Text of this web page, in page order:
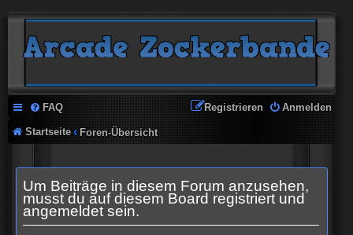
FAQ Anmelden
Registrieren
Startseite Foren-Übersicht
Um Beiträge in diesem Forum anzusehen,
musst du auf diesem Board registriert und
angemeldet sein.